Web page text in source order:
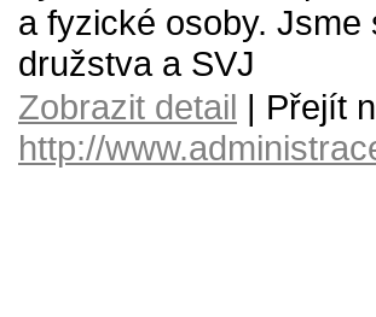
a fyzické osoby. Jsme
družstva a SVJ
Zobrazit detail | Přejít
http://